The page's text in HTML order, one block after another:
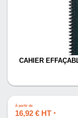
CAHIER
À partir de
16,92 € HT *